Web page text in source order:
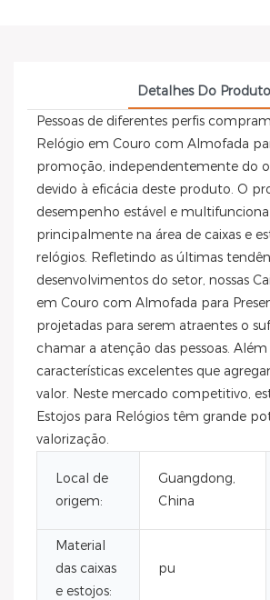
Detalhes Do Produto
Pessoas de diferentes perfis
Relógio em Couro com Almofada
promoção, independentemente do
devido à eficácia deste produto. O
desempenho estável e
principalmente na área de caixas e
relógios. Refletindo as últimas
desenvolvimentos do setor, nossas
em Couro com Almofada para
projetadas para serem atraentes o
chamar a atenção das pessoas.
características excelentes que
valor. Neste mercado competitivo,
Estojos para Relógios têm grande
valorização.
Local de
origem:
Guangdong,
China
Material
das caixas
e estojos:
pu